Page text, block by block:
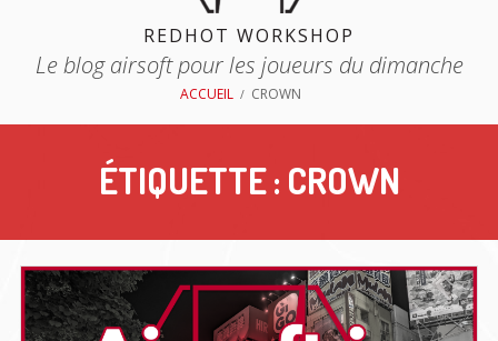
REDHOT WORKSHOP
Le blog airsoft pour les joueurs du dimanche
ACCUEIL CROWN
ÉTIQUETTE : CROWN